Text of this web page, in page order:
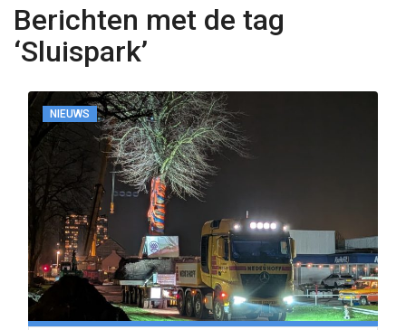
Berichten met de tag
‘Sluispark’
NIEUWS